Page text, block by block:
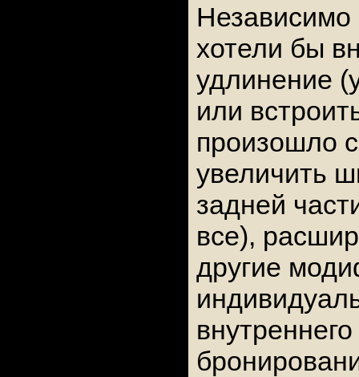
Независимо
хотели бы
удлинение
или
произошло
увеличить
задней
все),
другие